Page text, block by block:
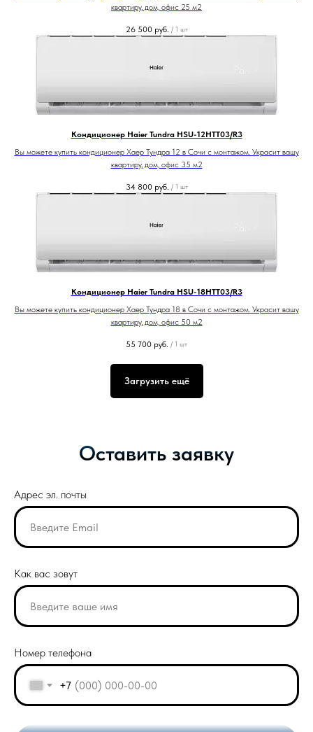
квартиру, дом, офис 25 м2
26 500 руб. / 1 шт
Кондиционер Haier Tundra HSU-12HTT03/R3
Вы можете купить кондиционер Хаер Тундра 12 в Сочи с монтажом. Украсит вашу
квартиру, дом, офис 35 м2
34 800 руб. / 1 шт
Кондиционер Haier Tundra HSU-18HTT03/R3
Вы можете купить кондиционер Хаер Тундра 18 в Сочи с монтажом. Украсит вашу
квартиру, дом, офис 50 м2
55 700 руб. / 1 шт
Загрузить ещё
Оставить заявку
Адрес эл. почты
Как вас зовут
Номер телефона
+7